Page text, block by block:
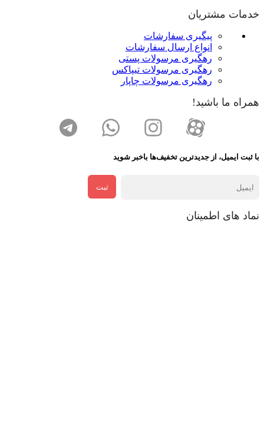
خدمات مشتریان
پیگیری سفارشات
انواع ارسال سفارشات
رهگیری مرسولات پستی
رهگیری مرسولات تیپاکس
رهگیری مرسولات چاپار
همراه ما باشید!
با ثبت ایمیل، از جدید‌ترین تخفیف‌ها با‌خبر شوید
ثبت
نماد های اطمینان